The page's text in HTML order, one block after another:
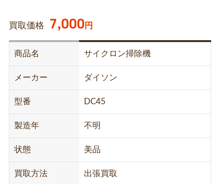
買取価格 7,000円
商品名 サイクロン掃除機
メーカー ダイソン
型番 DC45
製造年 不明
状態 美品
買取方法 出張買取